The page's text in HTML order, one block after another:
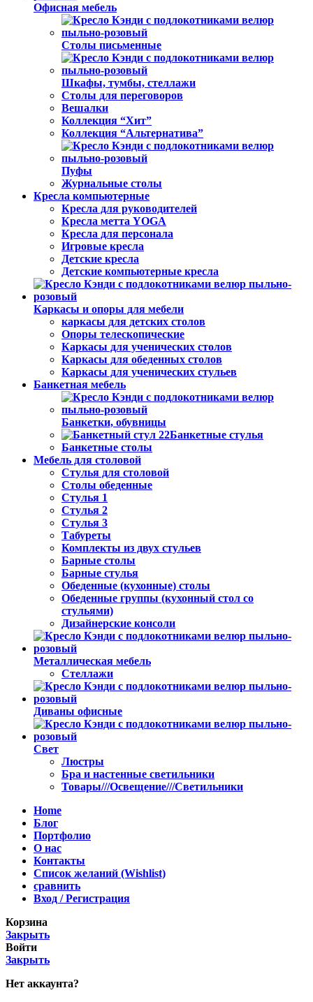
Офисная мебель
Столы письменные
Шкафы, тумбы, стеллажи
Столы для переговоров
Вешалки
Коллекция “Хит”
Коллекция “Альтернатива”
Пуфы
Журнальные столы
Кресла компьютерные
Кресла для руководителей
Кресла метта YOGA
Кресла для персонала
Игровые кресла
Детские кресла
Детские компьютерные кресла
Каркасы и опоры для мебели
каркасы для детских столов
Опоры телескопические
Каркасы для ученических столов
Каркасы для обеденных столов
Каркасы для ученических стульев
Банкетная мебель
Банкетки, обувницы
Банкетные стулья
Банкетные столы
Мебель для столовой
Стулья для столовой
Столы обеденные
Стулья 1
Стулья 2
Стулья 3
Табуреты
Комплекты из двух стульев
Барные столы
Барные стулья
Обеденные (кухонные) столы
Обеденные группы (кухонный стол со
стульями)
Дизайнерские консоли
Металлическая мебель
Стеллажи
Диваны офисные
Свет
Люстры
Бра и настенные светильники
Товары///Освещение///Светильники
Home
Блог
Портфолио
О нас
Контакты
Список желаний (Wishlist)
сравнить
Вход / Регистрация
Корзина
Закрыть
Войти
Закрыть
Нет аккаунта?